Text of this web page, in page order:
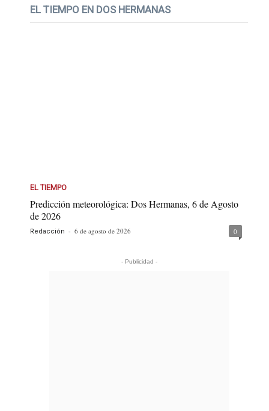
EL TIEMPO EN DOS HERMANAS
EL TIEMPO
Predicción meteorológica: Dos Hermanas, 6 de Agosto
de 2026
Redacción - 6 de agosto de 2026 0
- Publicidad -